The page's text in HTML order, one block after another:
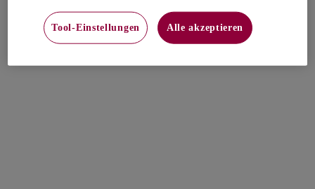
Tool-Einstellungen Alle akzeptieren